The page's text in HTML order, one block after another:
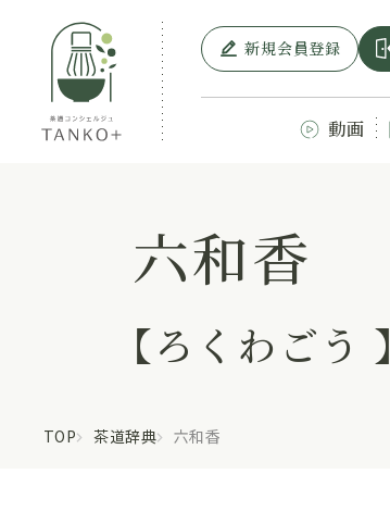
新規会員登録
動画
六和香
【ろくわごう 】
TOP 茶道辞典 六和香